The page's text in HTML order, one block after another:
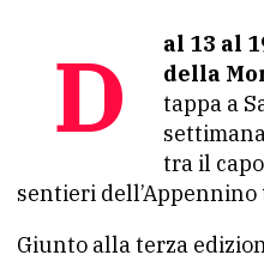
Dal 13 al
della
tappa a
tra il
sentieri dell’Appennino
Giunto alla terza